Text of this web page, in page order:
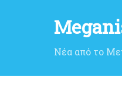
Νέα από το